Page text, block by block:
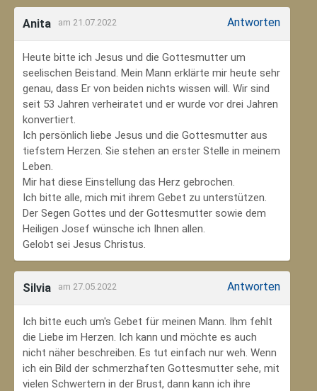
Anita am 21.07.2022 Antworten
Heute bitte ich Jesus und die Gottesmutter um
seelischen Beistand. Mein Mann erklärte mir heute sehr
genau, dass Er von beiden nichts wissen will. Wir sind
seit 53 Jahren verheiratet und er wurde vor drei Jahren
konvertiert.
Ich persönlich liebe Jesus und die Gottesmutter aus
tiefstem Herzen. Sie stehen an erster Stelle in meinem
Leben.
Mir hat diese Einstellung das Herz gebrochen.
Ich bitte alle, mich mit ihrem Gebet zu unterstützen.
Der Segen Gottes und der Gottesmutter sowie dem
Heiligen Josef wünsche ich Ihnen allen.
Gelobt sei Jesus Christus.
Silvia am 27.05.2022 Antworten
Ich bitte euch um's Gebet für meinen Mann. Ihm fehlt
die Liebe im Herzen. Ich kann und möchte es auch
nicht näher beschreiben. Es tut einfach nur weh. Wenn
ich ein Bild der schmerzhaften Gottesmutter sehe, mit
vielen Schwertern in der Brust, dann kann ich ihre